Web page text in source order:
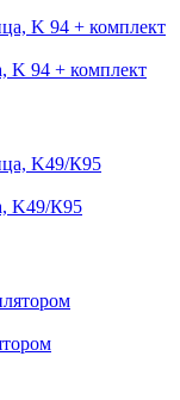
K 94 + комплект
K49/К95